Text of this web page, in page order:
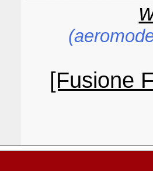
[Fusione